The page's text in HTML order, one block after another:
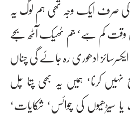
کی صرف ایک وجہ تھی ہم لوگ یہ
کم ہے‘ جم ٹھیک آٹھ بجے
ادھوری رہ جائے گی چناں
کرنا‘ ہمیں یہ بھی پتا چل
کی چوائس‘ شکایات‘